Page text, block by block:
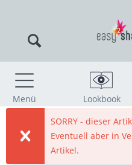
Menü Lookbook
SORRY - dieser
Eventuell aber in
Artikel.